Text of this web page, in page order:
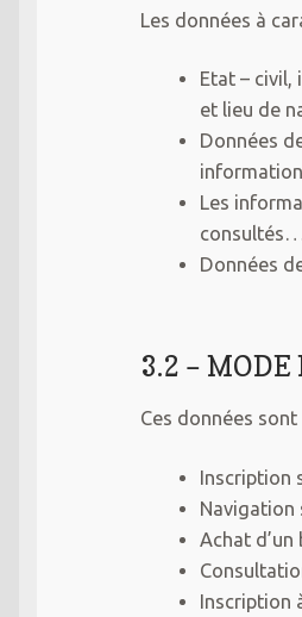
Les données à
Etat –
et lieu de
Données
Les
Données
3.2 – MODE
Ces données
Inscription
Navigation
Achat
Inscription